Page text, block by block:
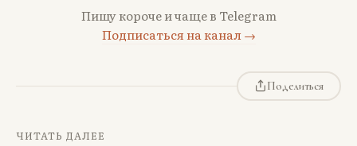
Пишу короче и чаще в Telegram
Подписаться на канал →
Поделиться
ЧИТАТЬ ДАЛЕЕ